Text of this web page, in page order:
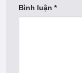
Bình luận *